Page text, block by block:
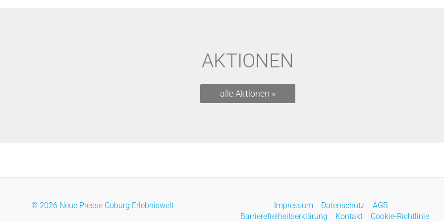
AKTIONEN
alle Aktionen »
© 2026 Neue Presse Coburg Erlebniswelt Impressum Datenschutz
AGB
Barrierefreiheitserklärung
Kontakt Cookie-Richtlinie